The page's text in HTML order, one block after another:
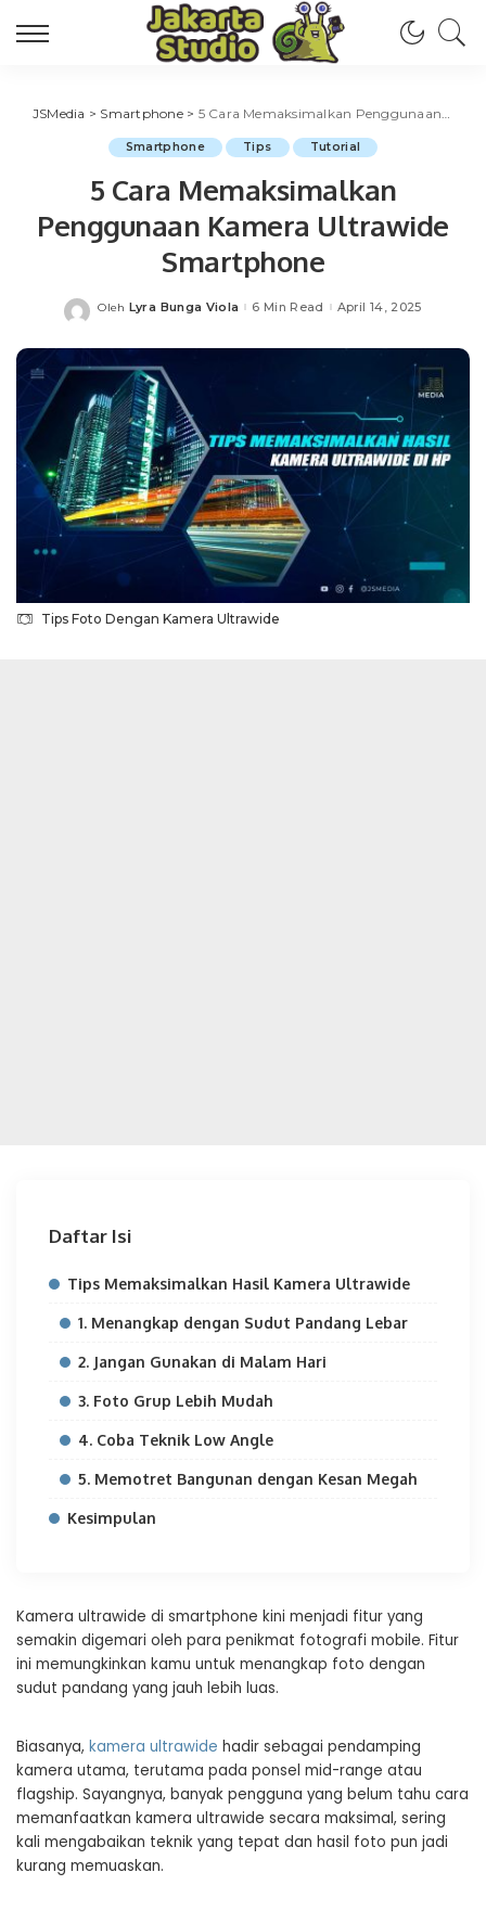
JSMedia > Smartphone> 5 Cara Memaksimalkan Penggunaan Kamera Ultrawide Smartphone
Smartphone Tips Tutorial
5 Cara Memaksimalkan
Penggunaan Kamera Ultrawide
Smartphone
Posted
Oleh Lyra Bunga Viola 6 Min Read April 14, 2025
Tips Foto Dengan Kamera Ultrawide
Daftar Isi
Tips Memaksimalkan Hasil Kamera Ultrawide
1. Menangkap dengan Sudut Pandang Lebar
2. Jangan Gunakan di Malam Hari
3. Foto Grup Lebih Mudah
4. Coba Teknik Low Angle
5. Memotret Bangunan dengan Kesan Megah
Kesimpulan
Kamera ultrawide di smartphone kini menjadi fitur yang
semakin digemari oleh para penikmat fotografi mobile. Fitur
ini memungkinkan kamu untuk menangkap foto dengan
sudut pandang yang jauh lebih luas.
Biasanya, kamera ultrawide hadir sebagai pendamping
kamera utama, terutama pada ponsel mid-range atau
flagship. Sayangnya, banyak pengguna yang belum tahu cara
memanfaatkan kamera ultrawide secara maksimal, sering
kali mengabaikan teknik yang tepat dan hasil foto pun jadi
kurang memuaskan.